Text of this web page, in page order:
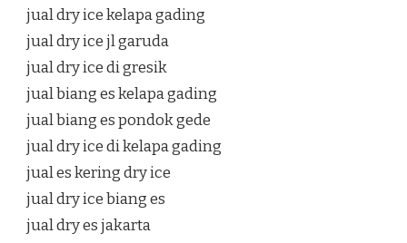
jual dry ice kelapa gading
jual dry ice jl garuda
jual dry ice di gresik
jual biang es kelapa gading
jual biang es pondok gede
jual dry ice di kelapa gading
jual es kering dry ice
jual dry ice biang es
jual dry es jakarta